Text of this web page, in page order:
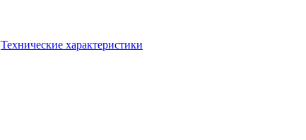
Технические характеристики